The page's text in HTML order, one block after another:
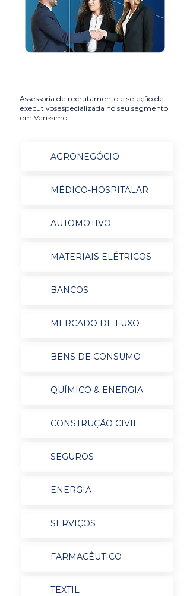
Assessoria de recrutamento e seleção de
executivosespecializada no seu segmento
em Veríssimo
AGRONEGÓCIO
MÉDICO-HOSPITALAR
AUTOMOTIVO
MATERIAIS ELÉTRICOS
BANCOS
MERCADO DE LUXO
BENS DE CONSUMO
QUÍMICO & ENERGIA
CONSTRUÇÃO CIVIL
SEGUROS
ENERGIA
SERVIÇOS
FARMACÊUTICO
TEXTIL